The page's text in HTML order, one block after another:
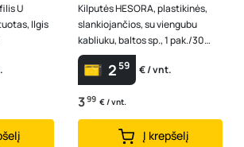
U
Ilgis
Kilputės HESORA, plastikinės,
slankiojančios, su viengubu
kabliuku, baltos sp., 1 pak./30
vnt., Nr. 2503
259 € / vnt.
399 € / vnt.
Į krepšelį